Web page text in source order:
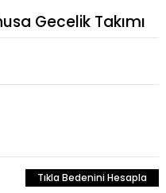
Gecelik Takımı
Tıkla Bedenini Hesapla